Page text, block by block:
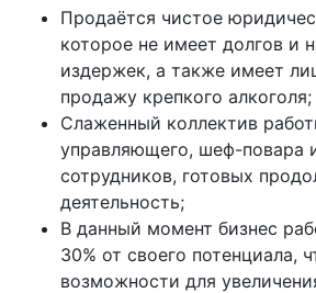
Продаётся чистое
которое не имеет долгов и
издержек, а также имеет
продажу крепкого алкоголя;
Слаженный коллектив
управляющего, шеф-повара
сотрудников, готовых
деятельность;
В данный момент бизнес
30% от своего потенциала,
возможности для